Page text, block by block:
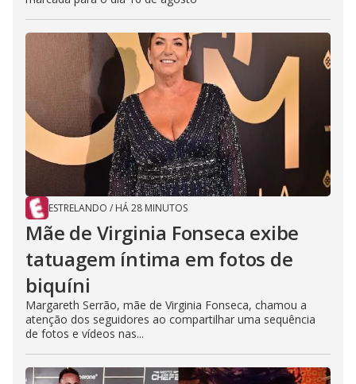
ESTRELANDO / HÁ 28 MINUTOS
Mãe de Virginia Fonseca exibe
tatuagem íntima em fotos de
biquíni
Margareth Serrão, mãe de Virginia Fonseca, chamou a
atenção dos seguidores ao compartilhar uma sequência
de fotos e vídeos nas...